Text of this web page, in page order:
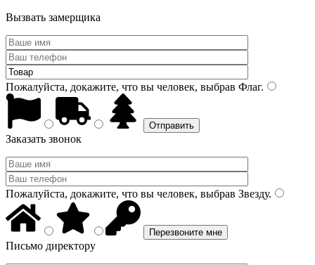
Вызвать замерщика
Пожалуйста, докажите, что вы человек, выбрав Флаг.
Заказать звонок
Пожалуйста, докажите, что вы человек, выбрав Звезду.
Письмо директору